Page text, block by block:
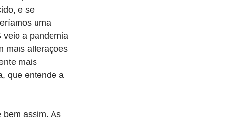
e se
uma
veio a pandemia
mais alterações
mais
que entende a
bem assim. As